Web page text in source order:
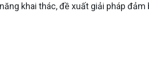
khai thác, đề xuất giải pháp